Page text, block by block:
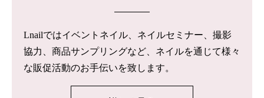
Lnailではイベントネイル、ネイルセミナー、撮影
協力、商品サンプリングなど、ネイルを通じて様々
な販促活動のお手伝いを致します。